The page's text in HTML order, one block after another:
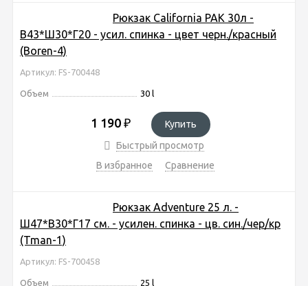
Рюкзак California PAK 30л -
В43*Ш30*Г20 - усил. спинка - цвет черн./красный
(Boren-4)
Артикул: FS-700448
Объем 30 l
1 190 ₽
Купить
Быстрый просмотр
В избранное
Сравнение
Рюкзак Adventure 25 л. -
Ш47*В30*Г17 см. - усилен. спинка - цв. син./чер/кр
(Tman-1)
Артикул: FS-700458
Объем 25 l